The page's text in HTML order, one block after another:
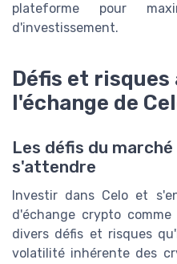
plateforme pour
d'investissement.
Défis et risques
l'échange de
Les défis du marché
s'attendre
Investir dans Celo et
d'échange crypto
divers défis et risques
volatilité inhérente des